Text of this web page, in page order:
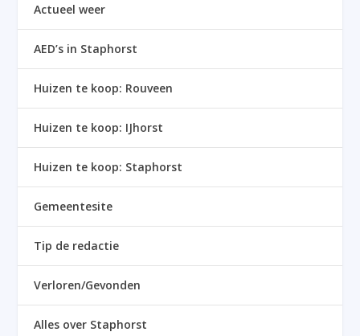
Actueel weer
AED’s in Staphorst
Huizen te koop: Rouveen
Huizen te koop: IJhorst
Huizen te koop: Staphorst
Gemeentesite
Tip de redactie
Verloren/Gevonden
Alles over Staphorst